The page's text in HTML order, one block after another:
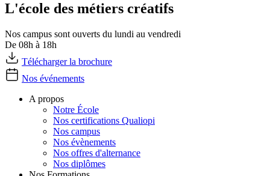
L'école des métiers créatifs
Nos campus sont ouverts du lundi au vendredi
De 08h à 18h
Télécharger la brochure
Nos événements
A propos
Notre École
Nos certifications Qualiopi
Nos campus
Nos évènements
Nos offres d'alternance
Nos diplômes